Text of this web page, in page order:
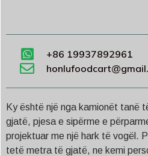
+86 19937892961
Ky është një nga kamionët tanë
gjatë, pjesa e sipërme e
projektuar me një hark të vogël.
tetë metra të gjatë, ne kemi